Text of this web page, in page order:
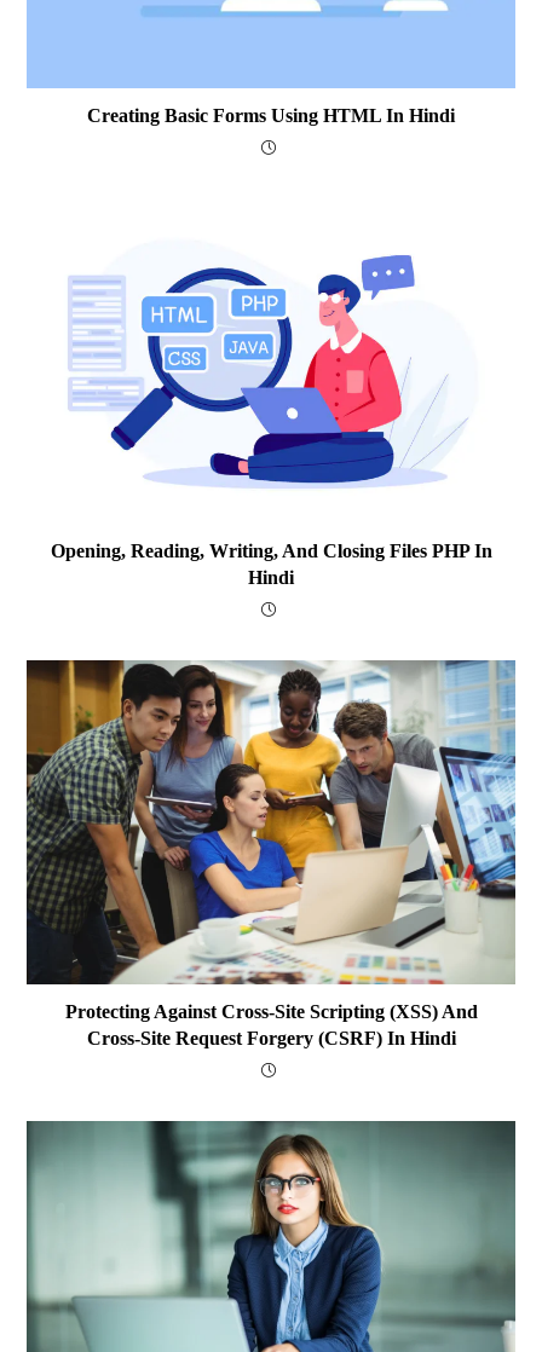
Creating Basic Forms Using HTML In Hindi
Opening, Reading, Writing, And Closing Files PHP In
Hindi
Protecting Against Cross-Site Scripting (XSS) And
Cross-Site Request Forgery (CSRF) In Hindi